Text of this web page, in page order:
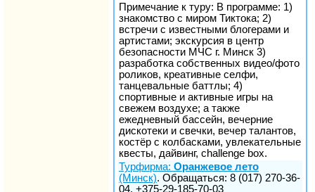
Примечание к туру: В программе: 1)
знакомство с миром Тиктока; 2)
встречи с известными блогерами и
артистами; экскурсия в центр
безопасности МЧС г. Минск 3)
разработка собственных видео/фото
роликов, креативные селфи,
танцевальные баттлы; 4)
спортивные и активные игры на
свежем воздухе; а также
ежедневный бассейн, вечерние
дискотеки и свечки, вечер талантов,
костёр с колбасками, увлекательные
квесты, дайвинг, challenge box.
Турфирма: Оранжевое лето
(Минск). Обращаться: 8 (017) 270-36-
04, +375-29-185-70-03